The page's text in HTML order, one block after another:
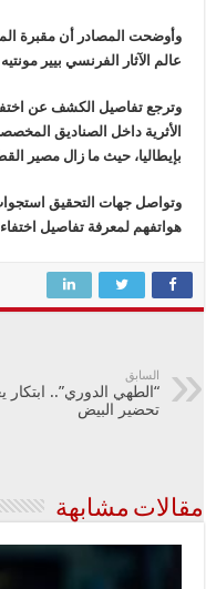
وأوضحت المصادر أن مقبرة
عالم الآثار الفرنسي بيير مونتيه عام 1940 في مدينة تانيس
وترجع تفاصيل الكشف عن اختفاء
الأثرية داخل الصناديق
بإيطاليا، حيث ما زال مصير
وتواصل جهات التحقيق
هواتفهم لمعرفة تفاصيل اختفاء
السابق
“الطهي الدوري”.. ابتكار
تحضير البيض
مقالات مشابهة